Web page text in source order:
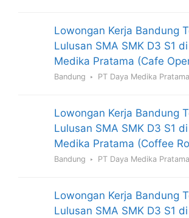
Lowongan Kerja Bandung
Lulusan SMA SMK D3 S1
Medika Pratama (Cafe
Bandung PT Daya Medika Pratama
Lowongan Kerja Bandung
Lulusan SMA SMK D3 S1
Medika Pratama (Coffee
Bandung PT Daya Medika Pratama
Lowongan Kerja Bandung
Lulusan SMA SMK D3 S1